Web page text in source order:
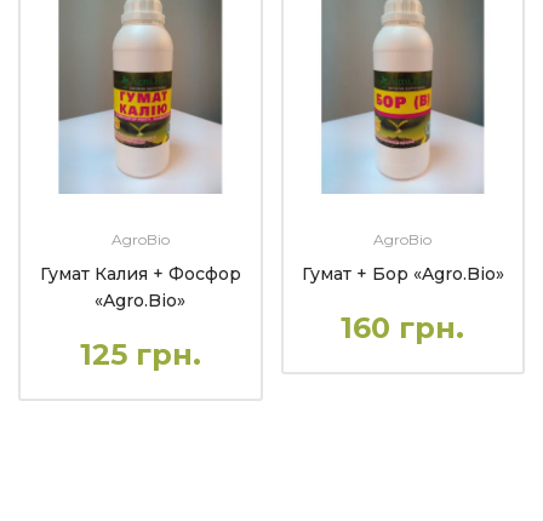
AgroBio
Гумат Калия + Фосфор
«Agro.Bio»
125 грн.
AgroBio
Гумат + Бор «Agro.Bio»
160 грн.